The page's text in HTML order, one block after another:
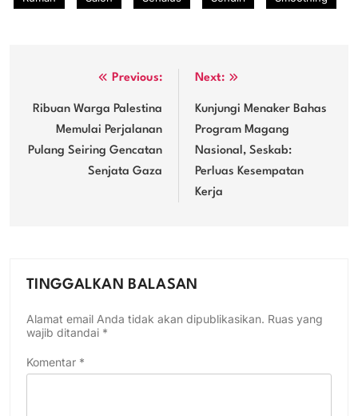
pos
Previous:
Ribuan Warga Palestina
Memulai Perjalanan
Pulang Seiring Gencatan
Senjata Gaza
Next:
Kunjungi Menaker Bahas
Program Magang
Nasional, Seskab:
Perluas Kesempatan
Kerja
TINGGALKAN BALASAN
Alamat email Anda tidak akan dipublikasikan. Ruas yang
wajib ditandai *
Komentar *